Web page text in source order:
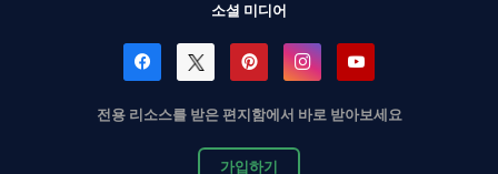
소셜 미디어
전용 리소스를 받은 편지함에서 바로 받아보세요
가입하기